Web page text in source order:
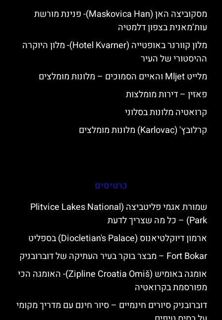
מסקוביצה האן (Maskovica Han)- פנינת מורשת
עות’מאנית בצפון דלמטיה
מלון קוורנר באופטייה (Hotel Kvarner)- מלון היוקרה
ההיסטורי של העיר
מלייט Mljet והאיים הסמוכים – מלונות מומלצים
פאזין – דירות מומלצות
קרואטיה מלונות בסלוני
קרלובץ' (Karlovac) מלונות מומלצים
כרטיסים
שמורת אגמי פליטביצה (Plitvice Lakes National
Park) – כל מה שצריך לדעת
ארמון דיוקלטיאנוס (Diocletian's Palace) בספליט
Fort Bokar – מבצר בוקר בעיר העתיקה של דוברובניק
אומגה באומיש (Zipline Croatia Omiš)- האומגה הכי
מפורסמת בקרואטיה
דוברובניק סיורים חינמיים – סיור חינם עם מדריך מקומי